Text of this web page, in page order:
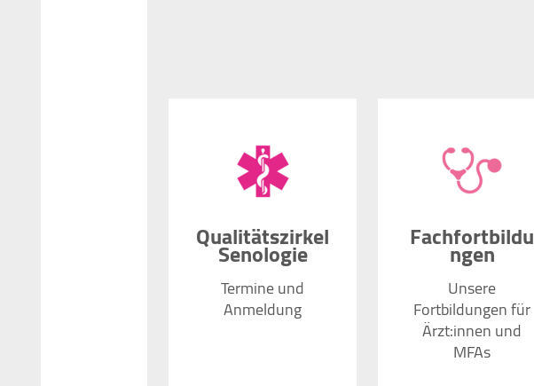
Qualitätszirkel
Senologie
Termine und
Anmeldung
Fachfortbildu
ngen
Unsere
Fortbildungen für
Ärzt:innen und
MFAs